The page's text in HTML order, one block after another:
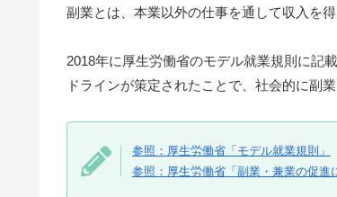
副業とは、本業以外の仕事を通して収入を得
2018年に厚生労働省のモデル就業規則に記
ドラインが策定されたことで、社会的に副
参照：厚生労働省「モデル就業規則」
参照：厚生労働省「副業・兼業の促進